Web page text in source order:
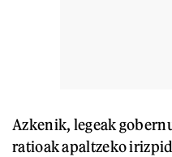
Azkenik, legeak
ratioak apaltzeko